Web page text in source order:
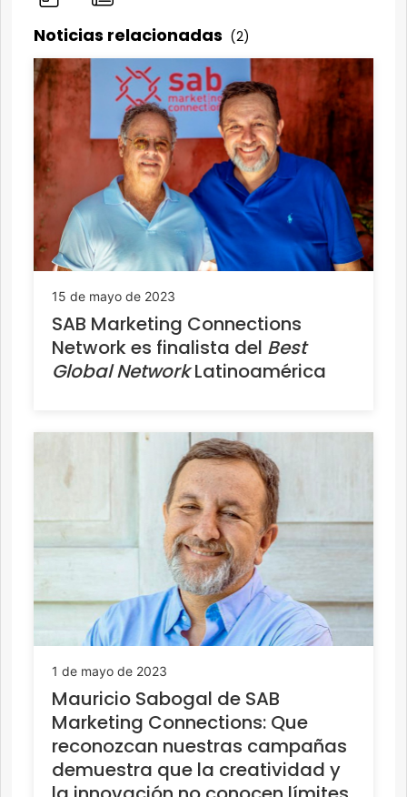
Noticias relacionadas (2)
15 de mayo de 2023
SAB Marketing Connections
Network es finalista del Best
Global NetworkLatinoamérica
1 de mayo de 2023
Mauricio Sabogal de SAB
Marketing Connections: Que
reconozcan nuestras campañas
demuestra que la creatividad y